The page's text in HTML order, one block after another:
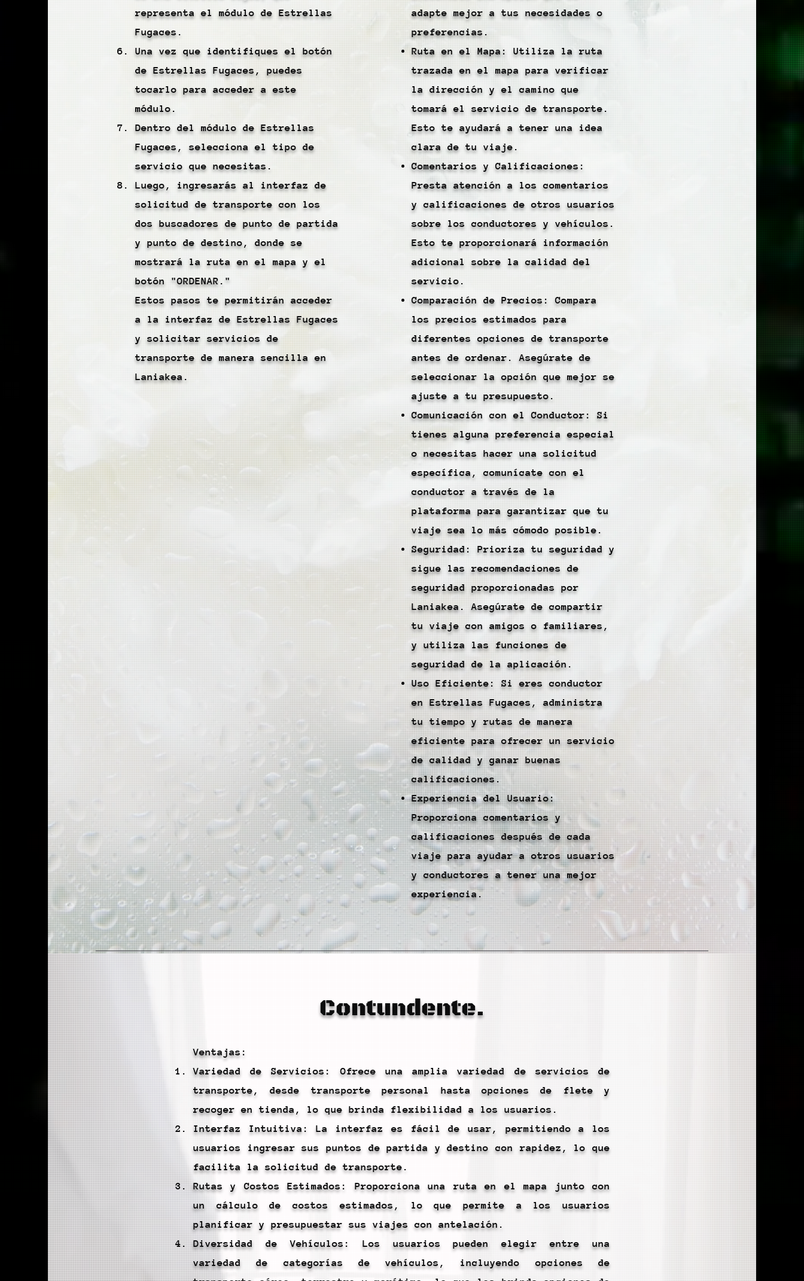
representa el módulo de Estrellas
Fugaces.
Una vez que identifiques el botón
de Estrellas Fugaces, puedes
tocarlo para acceder a este
módulo.
Dentro del módulo de Estrellas
Fugaces, selecciona el tipo de
servicio que necesitas.
Luego, ingresarás al interfaz de
solicitud de transporte con los
dos buscadores de punto de partida
y punto de destino, donde se
mostrará la ruta en el mapa y el
botón "ORDENAR."
Estos pasos te permitirán acceder
a la interfaz de Estrellas Fugaces
y solicitar servicios de
transporte de manera sencilla en
Laniakea.
adapte mejor a tus necesidades o
preferencias.
Ruta en el Mapa: Utiliza la ruta
trazada en el mapa para verificar
la dirección y el camino que
tomará el servicio de transporte.
Esto te ayudará a tener una idea
clara de tu viaje.
Comentarios y Calificaciones:
Presta atención a los comentarios
y calificaciones de otros usuarios
sobre los conductores y vehículos.
Esto te proporcionará información
adicional sobre la calidad del
servicio.
Comparación de Precios: Compara
los precios estimados para
diferentes opciones de transporte
antes de ordenar. Asegúrate de
seleccionar la opción que mejor se
ajuste a tu presupuesto.
Comunicación con el Conductor: Si
tienes alguna preferencia especial
o necesitas hacer una solicitud
específica, comunícate con el
conductor a través de la
plataforma para garantizar que tu
viaje sea lo más cómodo posible.
Seguridad: Prioriza tu seguridad y
sigue las recomendaciones de
seguridad proporcionadas por
Laniakea. Asegúrate de compartir
tu viaje con amigos o familiares,
y utiliza las funciones de
seguridad de la aplicación.
Uso Eficiente: Si eres conductor
en Estrellas Fugaces, administra
tu tiempo y rutas de manera
eficiente para ofrecer un servicio
de calidad y ganar buenas
calificaciones.
Experiencia del Usuario:
Proporciona comentarios y
calificaciones después de cada
viaje para ayudar a otros usuarios
y conductores a tener una mejor
experiencia.
Contundente.
Ventajas:
Variedad de Servicios: Ofrece una amplia variedad de servicios de
transporte, desde transporte personal hasta opciones de flete y
recoger en tienda, lo que brinda flexibilidad a los usuarios.
Interfaz Intuitiva: La interfaz es fácil de usar, permitiendo a los
usuarios ingresar sus puntos de partida y destino con rapidez, lo que
facilita la solicitud de transporte.
Rutas y Costos Estimados: Proporciona una ruta en el mapa junto con
un cálculo de costos estimados, lo que permite a los usuarios
planificar y presupuestar sus viajes con antelación.
Diversidad de Vehículos: Los usuarios pueden elegir entre una
variedad de categorías de vehículos, incluyendo opciones de